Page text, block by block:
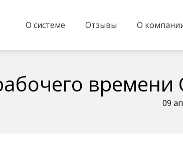
О системе Отзывы О
времени
09